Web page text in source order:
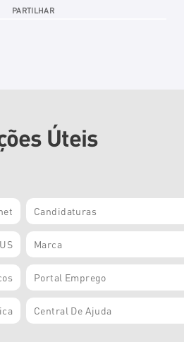
PARTILHAR
Úteis
Candidaturas
Marca
Portal Emprego
Central De Ajuda